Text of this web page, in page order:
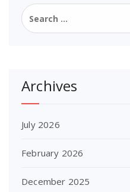
Search
for:
Archives
July 2026
February 2026
December 2025